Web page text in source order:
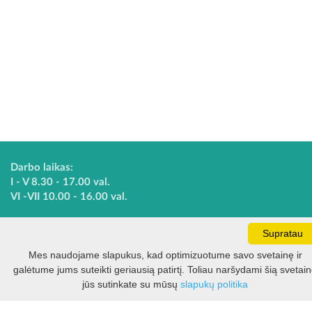
Darbo laikas:
I - V 8.30 - 17.00 val.
VI -VII 10.00 - 16.00 val.
VšĮ Kauno rajono turizmo ir verslo informacijos centras
Pilies takas 1, Raudondvaris 54127, Kauno r.
Supratau
Mes naudojame slapukus, kad optimizuotume savo svetainę ir
galėtume jums suteikti geriausią patirtį. Toliau naršydami šią
jūs sutinkate su mūsų slapukų politika